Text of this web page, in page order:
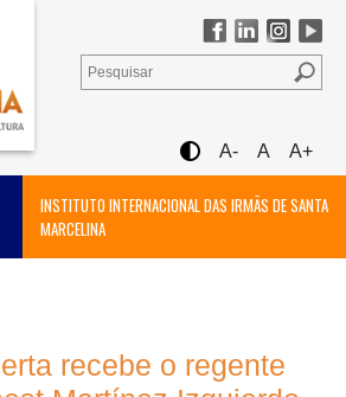
A- A A+
INSTITUTO INTERNACIONAL DAS IRMÃS DE SANTA
MARCELINA
recebe o regente